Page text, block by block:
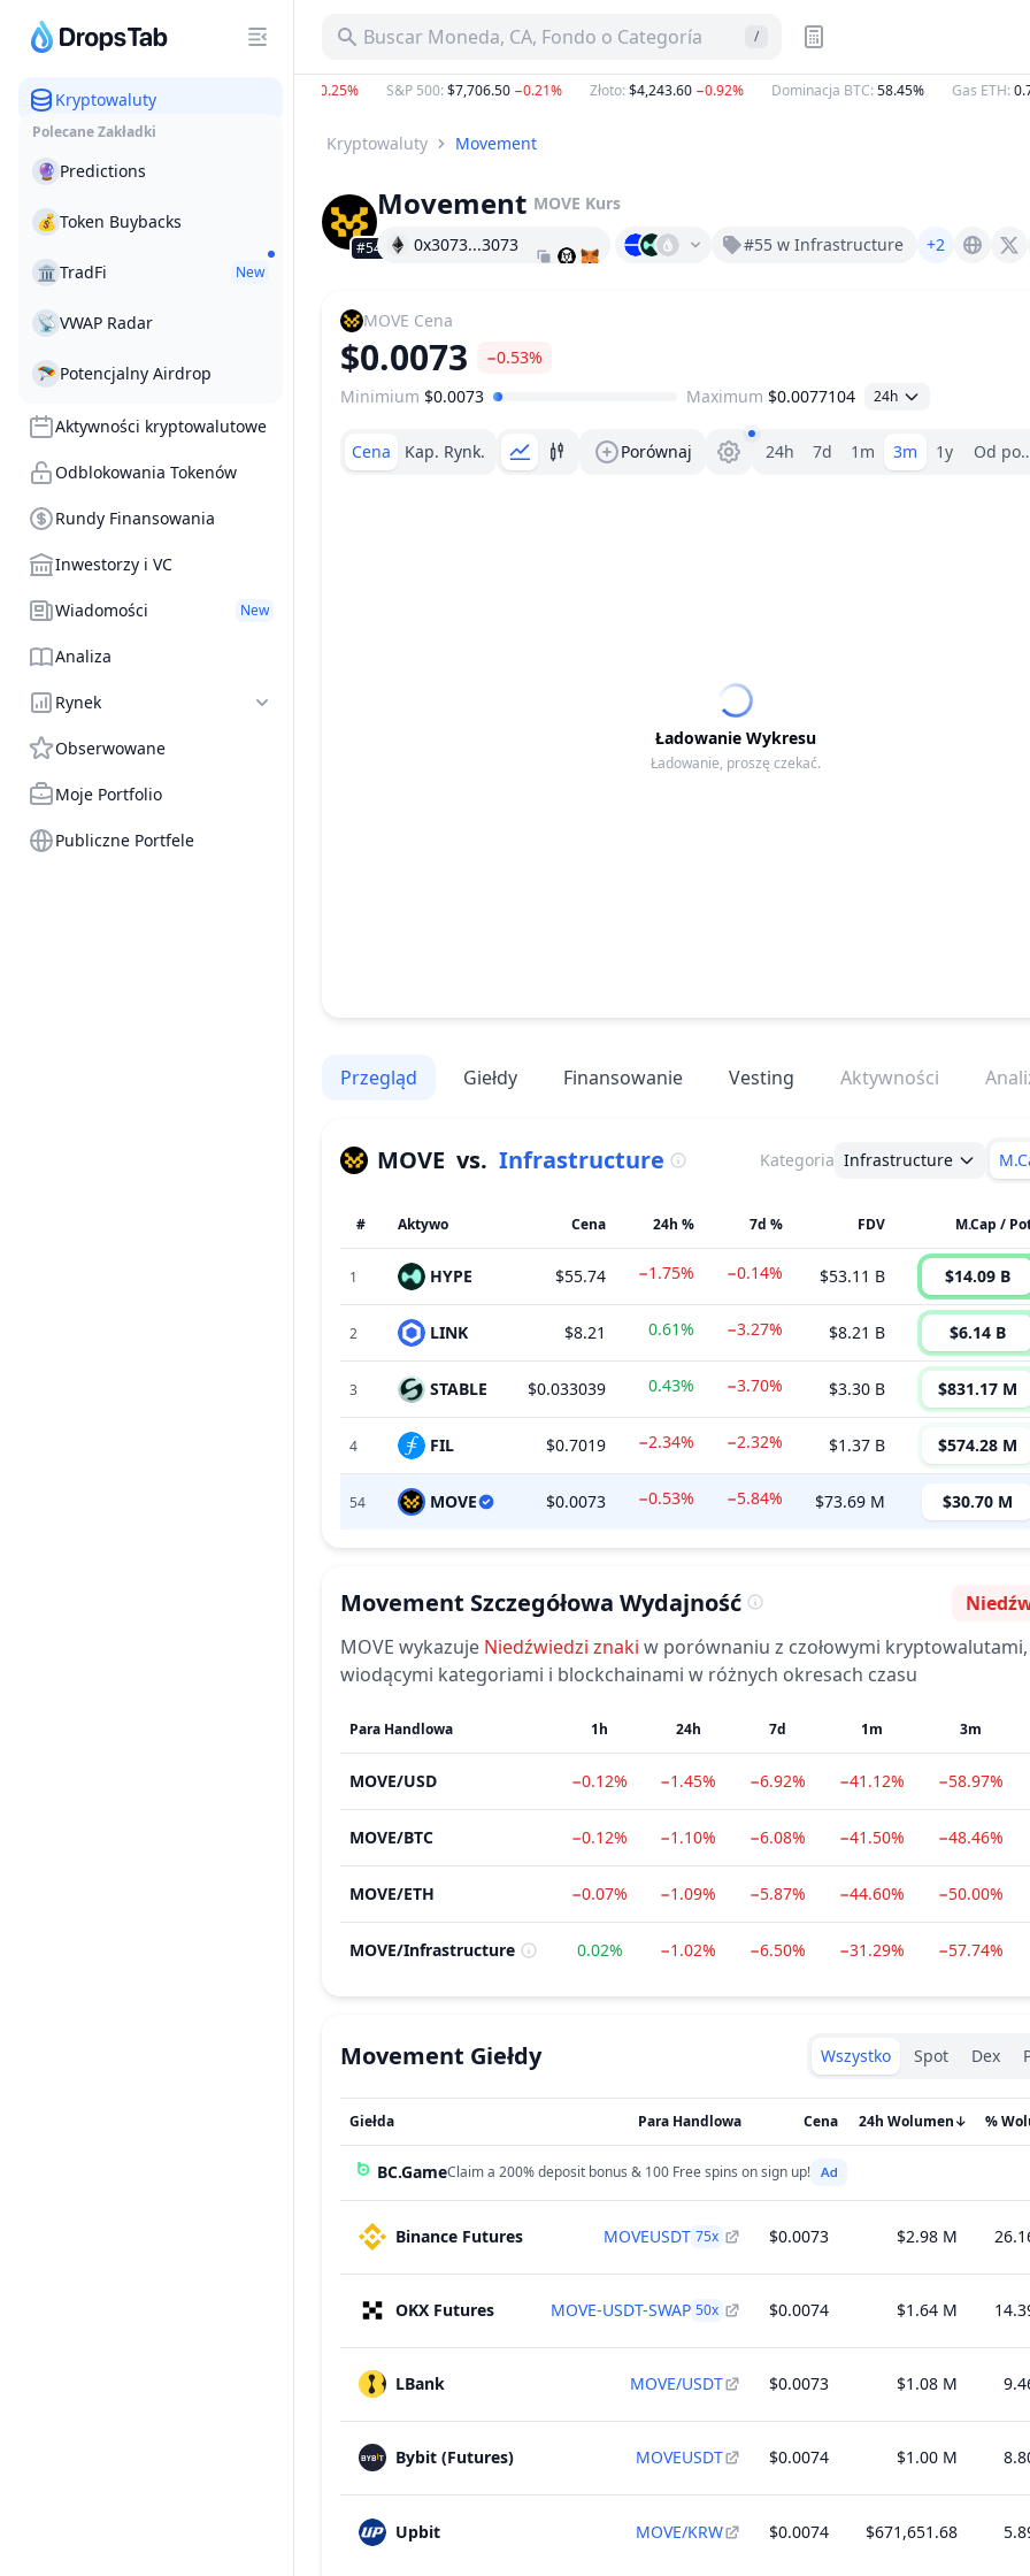
Kryptowaluty
Polecane Zakładki
🔮 Predictions
💰 Token Buybacks
🏛 TradFi New
📡 VWAP Radar
🪂 Potencjalny Airdrop
Aktywności kryptowalutowe
Odblokowania Tokenów
Rundy Finansowania
Inwestorzy i VC
Wiadomości New
Analiza
Rynek
Obserwowane
Moje Portfolio
Publiczne Portfele
Buscar Moneda, CA, Fondo o Categoría /
:$64,363.59 −0.30% −0.25% S&P 500 :$7,706.50−0.21% Złoto:$4,243.60−0.92% Dominacja BTC:58.45% Gas ETH:
Kryptowaluty Movement
#548
Movement MOVE Kurs
0x3073...3073
#55 w Infrastructure +2 X (Twitter)
MOVE Cena
$0.0073 −0.53%
Zakres Cen
Minimium $0.0073 Maximum $0.0077104 24h
Cena Kap. Rynk. Porównaj Wybór zakresu.
24h 7d 1m 3m 1y Od
Ładowanie Wykresu
Ładowanie, proszę czekać.
Przegląd Giełdy Finansowanie Vesting Aktywności
MOVE vs. Infrastructure Kategoria Infrastructure
# Aktywo Cena 24h % 7d % FDV M.Cap /
1 HYPE $55.74 −1.75% −0.14% $53.11 B $14.09 B
2 LINK $8.21 0.61% −3.27% $8.21 B $6.14 B
3 STABLE $0.033039 0.43% −3.70% $3.30 B $831.17 M
4 FIL $0.7019 −2.34% −2.32% $1.37 B $574.28 M
54 MOVE $0.0073 −0.53% −5.84% $73.69 M $30.70 M
Movement Szczegółowa Wydajność Nastroje
MOVE wykazuje Niedźwiedzi znaki w porównaniu z czołowymi kryptowalutami,
wiodącymi kategoriami i blockchainami w różnych okresach czasu
Para Handlowa 1h 24h 7d 1m 3m
MOVE/USD −0.12% −1.45% −6.92% −41.12% −58.97%
MOVE/BTC −0.12% −1.10% −6.08% −41.50% −48.46%
MOVE/ETH −0.07% −1.09% −5.87% −44.60% −50.00%
MOVE/Infrastructure 0.02% −1.02% −6.50% −31.29% −57.74%
Movement Giełdy Exchanges type
Wszystko Spot Dex
Giełda Para Handlowa Cena ↓
24h Wolumen %
BC.GameClaim a 200% deposit bonus & 100 Free spins on sign up!
Binance Futures MOVEUSDT 75x $0.0073 $2.98 M
OKX Futures MOVE-USDT-SWAP 50x $0.0074 $1.64 M
LBank MOVE/USDT $0.0073 $1.08 M
Bybit (Futures) MOVEUSDT $0.0074 $1.00 M
Upbit MOVE/KRW $0.0074 $671,651.68